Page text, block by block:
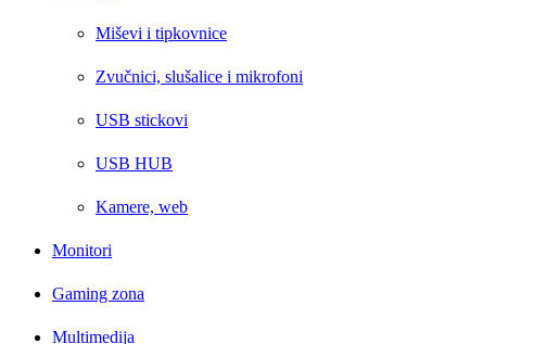
Miševi i tipkovnice
Zvučnici, slušalice i mikrofoni
USB stickovi
USB HUB
Kamere, web
Monitori
Gaming zona
Multimedija